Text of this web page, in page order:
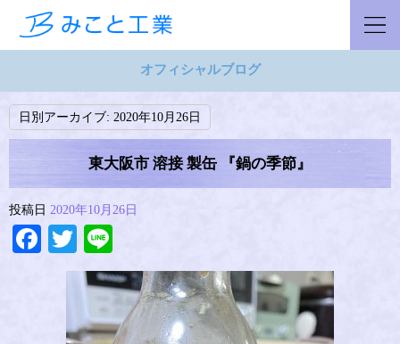
オフィシャルブログ
日別アーカイブ: 2020年10月26日
東大阪市 溶接 製缶 『鍋の季節』
投稿日 2020年10月26日
Facebook
Twitter